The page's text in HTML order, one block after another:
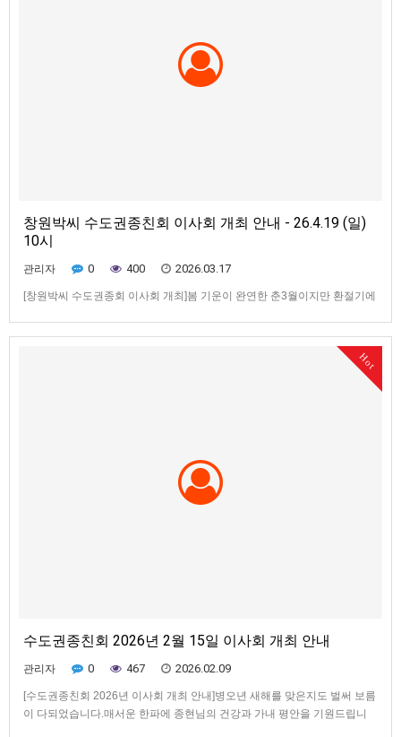
창원박씨 수도권종친회 이사회 개최 안내 - 26.4.19 (일)
10시
관리자 0 400 2026.03.17
[창원박씨 수도권종회 이사회 개최]봄 기운이 완연한 춘3월이지만 환절기에
하여 주시면 감사하겠습니다.- 아 래 -ㅇ일시 : 2026. 4. 19(일) 오전 10시ㅇ
Hot
수도권종친회 2026년 2월 15일 이사회 개최 안내
관리자 0 467 2026.02.09
[수도권종친회 2026년 이사회 개최 안내]병오년 새해를 맞은지도 벌써 보름
이 다되었습니다.매서운 한파에 종현님의 건강과 가내 평안을 기원드립니